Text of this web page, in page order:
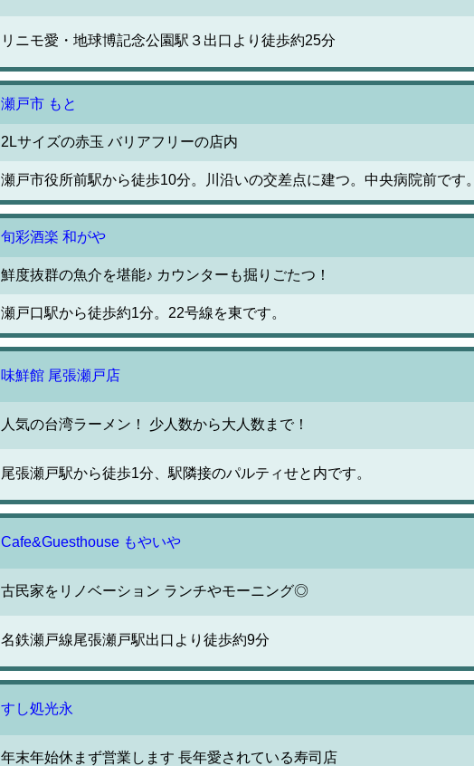
リニモ愛・地球博記念公園駅３出口より徒歩約25分
瀬戸市 もと
2Lサイズの赤玉 バリアフリーの店内
瀬戸市役所前駅から徒歩10分。川沿いの交差点に建つ。中央病院前です。
旬彩酒楽 和がや
鮮度抜群の魚介を堪能♪ カウンターも掘りごたつ！
瀬戸口駅から徒歩約1分。22号線を東です。
味鮮館 尾張瀬戸店
人気の台湾ラーメン！ 少人数から大人数まで！
尾張瀬戸駅から徒歩1分、駅隣接のパルティせと内です。
Cafe&Guesthouse もやいや
古民家をリノベーション ランチやモーニング◎
名鉄瀬戸線尾張瀬戸駅出口より徒歩約9分
すし処光永
年末年始休まず営業します 長年愛されている寿司店